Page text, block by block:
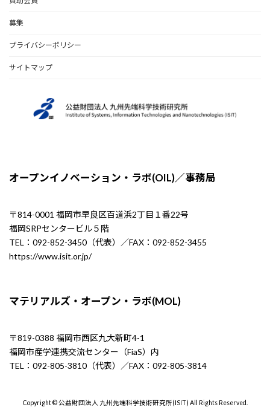
募集
プライバシーポリシー
サイトマップ
オープンイノベーション・ラボ(OIL)／事務局
〒814-0001 福岡市早良区百道浜2丁目１番22号
福岡SRPセンタービル５階
TEL：092-852-3450（代表）／FAX：092-852-3455
https://www.isit.or.jp/
マテリアルズ・オープン・ラボ(MOL)
〒819-0388 福岡市西区九大新町4-1
福岡市産学連携交流センター（FiaS）内
TEL：092-805-3810（代表）／FAX：092-805-3814
Copyright © 公益財団法人 九州先端科学技術研究所(ISIT) All Rights Reserved.